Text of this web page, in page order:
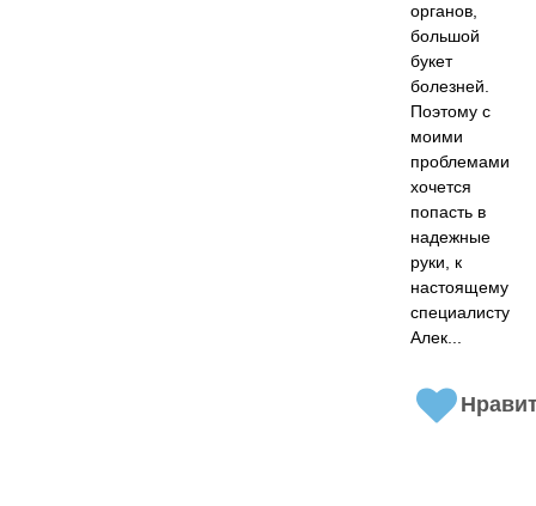
органов,
большой
букет
болезней.
Поэтому с
моими
проблемами
хочется
попасть в
надежные
руки, к
настоящему
специалисту
Алек...